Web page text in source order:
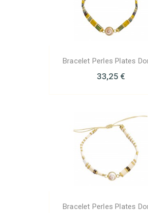
Bracelet Perles Plates
33,25 €
Bracelet Perles Plates